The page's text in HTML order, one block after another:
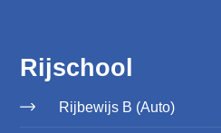
Rijschool
Rijbewijs B (Auto)